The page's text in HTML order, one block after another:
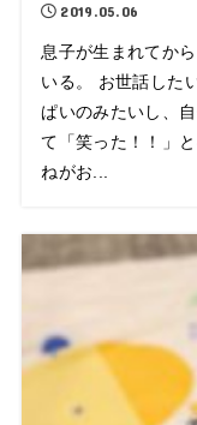
2019.05.06
息子が生まれてか
いる。 お世話した
ぱいのみたいし、
て「笑った！！」
ねがお...